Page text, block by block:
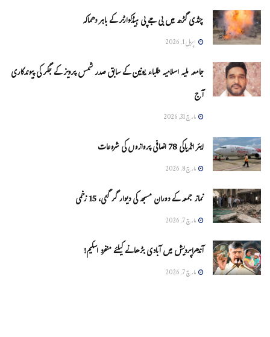
چنڈی گڑھ میں بی جے پی ہیڈکوارٹر کے باہر دھماکہ
اپریل 1, 2026
جامعہ ملیہ اسلامیہ طلباء یونین کے سابق صدر شمس پرویز کے جگر کی پیوندکاری
آج
مارچ 31, 2026
ایئر انڈیاکی 78 اضافی پروازوں کی شروعات
مارچ 8, 2026
نماز جمعہ کے دوران مسجد کی دیوار گر گئی، 15 زخمی
مارچ 7, 2026
آندھراپردیش میں آبادی بڑھانے کیلئے منفرد اسکیم!
مارچ 7, 2026